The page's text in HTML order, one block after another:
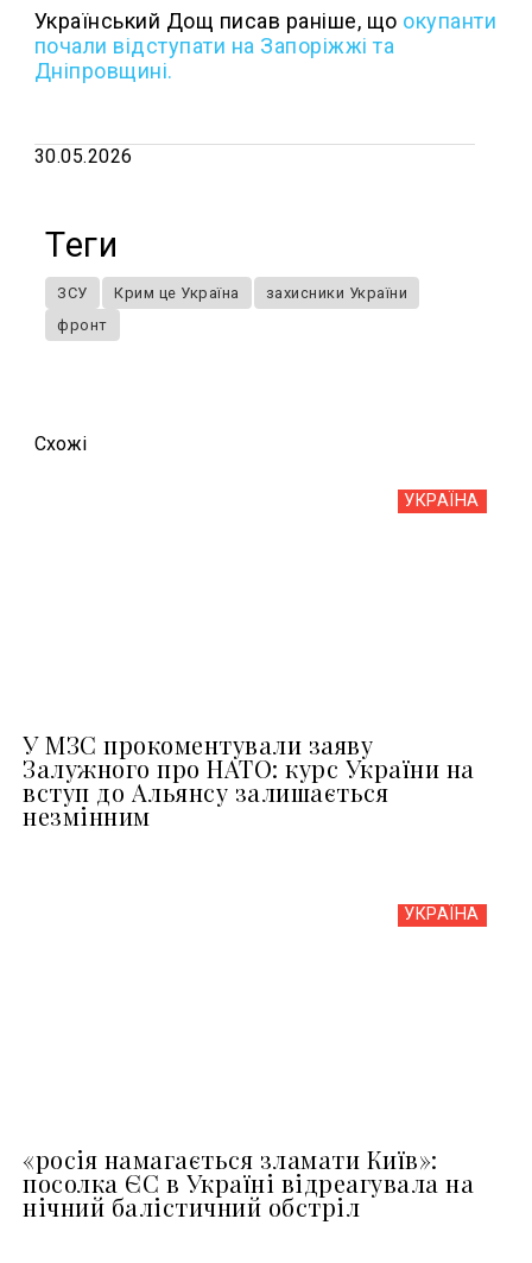
Український Дощ писав раніше, що окупанти
почали відступати на Запоріжжі та
Дніпровщині.
30.05.2026
Теги
ЗСУ Крим це Україна
захисники України
фронт
Схожi
УКРАЇНА
У МЗС прокоментували заяву
Залужного про НАТО: курс України на
вступ до Альянсу залишається
незмінним
УКРАЇНА
«росія намагається зламати Київ»:
посолка ЄС в Україні відреагувала на
нічний балістичний обстріл